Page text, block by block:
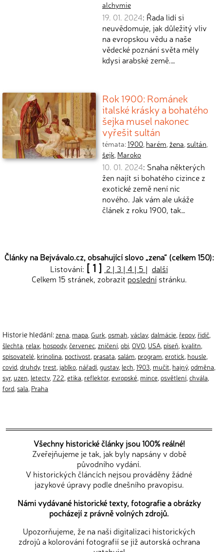
alchymie
19. 01. 2024: Řada lidí si
neuvědomuje, jak důležitý vliv
na evropskou vědu a naše
vědecké poznání světa měly
kdysi arabské země.…
Rok 1900: Románek
italské krásky a bohatého
šejka musel nakonec
vyřešit sultán
témata:1900, harém, žena, sultán,
šejk, Maroko
10. 01. 2024: Snaha některých
žen najít si bohatého cizince z
exotické země není nic
nového. Jak vám ale ukáže
článek z roku 1900, tak…
Články na Bejvávalo.cz, obsahující slovo „zena“ (celkem 150):
Listování: [ 1 ] 2 | 3 | 4 | 5 | další
Celkem 15 stránek, zobrazit poslednístránku.
Historie hledání:zena mapa Gurk osmah václav, dalmácie řepov, řidič
šlechta relax hospody, červenec zničení obi OVO USA píseň kvalitn
spisovatelé krinolina poctivost prasata salám program erotick housle
covid druhdy, trest jablko nářadí gustav, lech 1903 mučit hajný, odměna
syr, uzen letectv, 722 etika reflektor, evropské mince osvětlení chvála
ford sala Praha
Všechny historické články jsou 100% reálné!
Zveřejňujeme je tak, jak byly napsány v době
původního vydání.
V historických článcích nejsou prováděny žádné
jazykové úpravy podle dnešního pravopisu.
Námi vydávané historické texty, fotografie a obrázky
pocházejí z právně volných zdrojů.
Upozorňujeme, že na naši digitalizaci historických
zdrojů a kolorování fotografií se již autorská ochrana